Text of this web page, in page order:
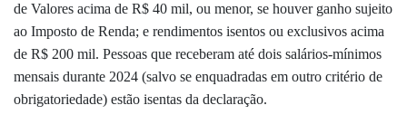
de Valores acima de R$ 40 mil, ou menor, se houver ganho sujeito
ao Imposto de Renda; e rendimentos isentos ou exclusivos acima
de R$ 200 mil. Pessoas que receberam até dois salários-mínimos
mensais durante 2024 (salvo se enquadradas em outro critério de
obrigatoriedade) estão isentas da declaração.